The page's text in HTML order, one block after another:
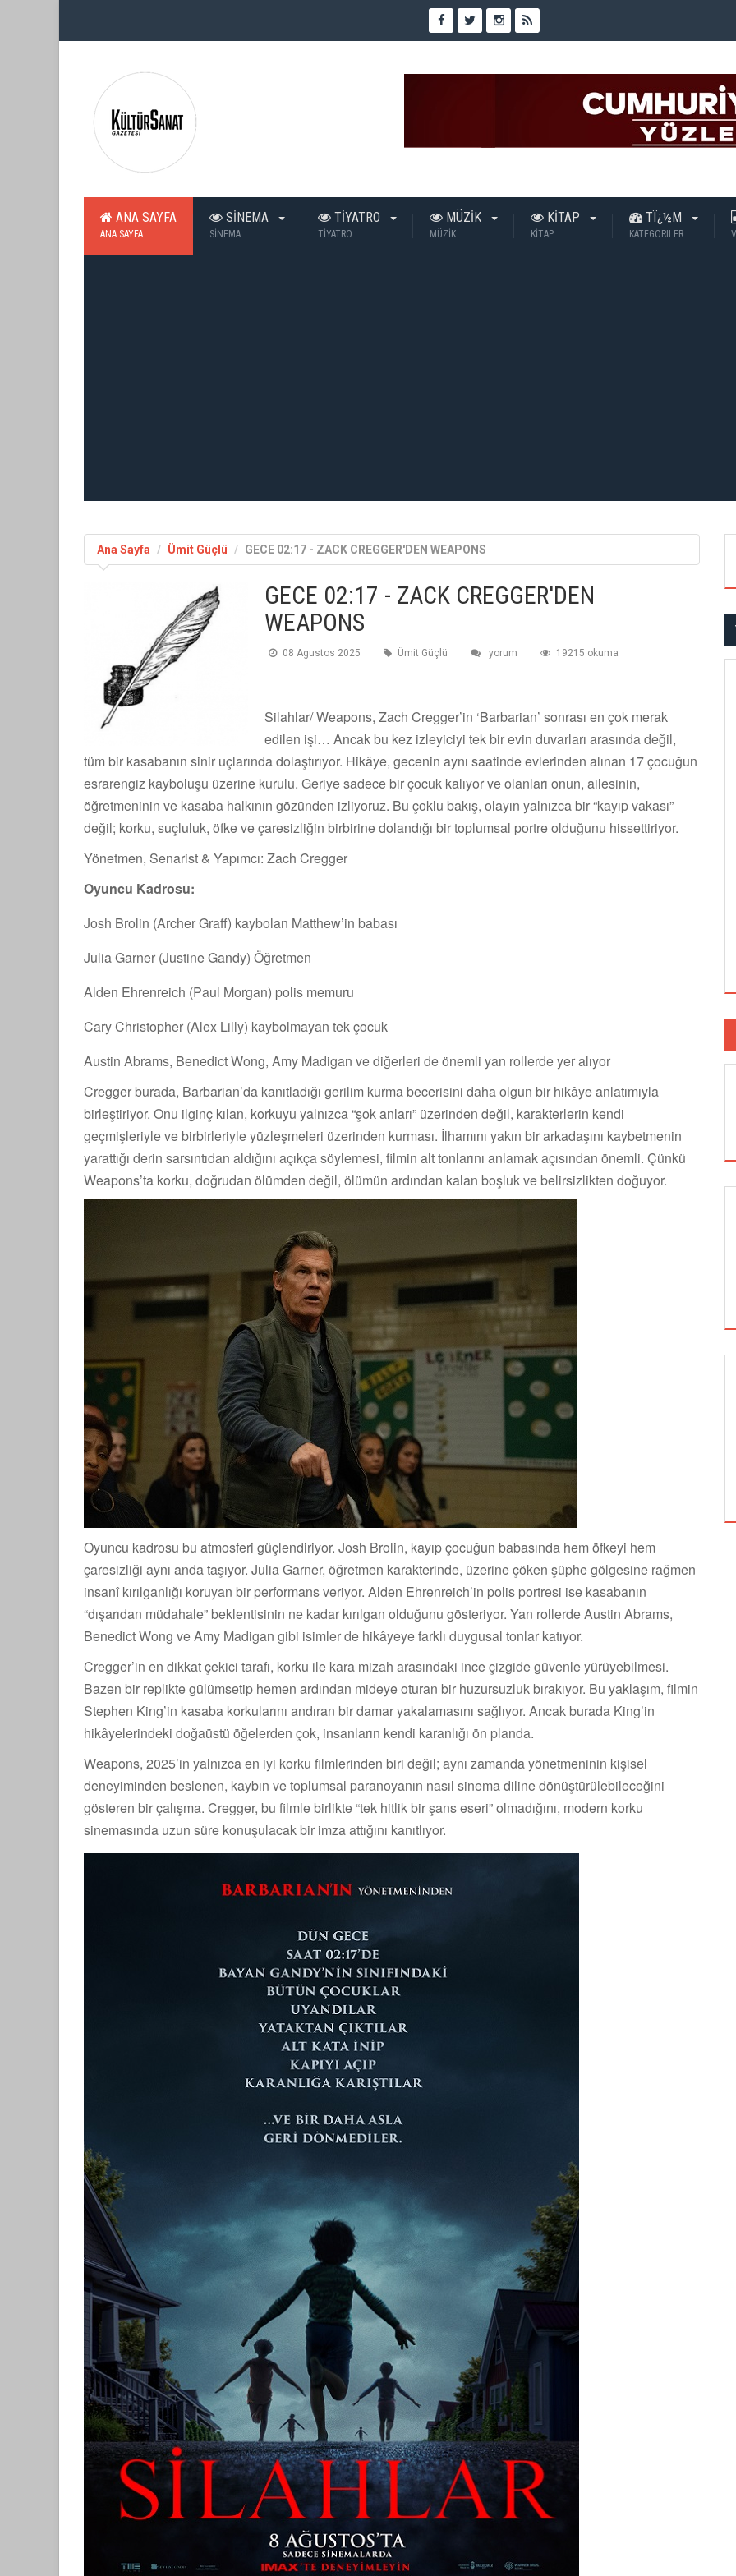
ANA SAYFA
ANA SAYFA
SİNEMA
SİNEMA
TİYATRO
TİYATRO
MÜZİK
MÜZİK
KİTAP
KİTAP
TÏ¿½M
KATEGORILER
Ana Sayfa Ümit Güçlü GECE 02:17 - ZACK CREGGER'DEN WEAPONS
GECE 02:17 - ZACK CREGGER'DEN
WEAPONS
08 Agustos 2025 Ümit Güçlü yorum 19215 okuma
Silahlar/ Weapons, Zach Cregger’in ‘Barbarian’ sonrası en çok merak
edilen işi… Ancak bu kez izleyiciyi tek bir evin duvarları arasında değil,
tüm bir kasabanın sinir uçlarında dolaştırıyor. Hikâye, gecenin aynı saatinde evlerinden alınan 17 çocuğun
esrarengiz kayboluşu üzerine kurulu. Geriye sadece bir çocuk kalıyor ve olanları onun, ailesinin,
öğretmeninin ve kasaba halkının gözünden izliyoruz. Bu çoklu bakış, olayın yalnızca bir “kayıp vakası”
değil; korku, suçluluk, öfke ve çaresizliğin birbirine dolandığı bir toplumsal portre olduğunu hissettiriyor.
Yönetmen, Senarist & Yapımcı: Zach Cregger
Oyuncu Kadrosu:
Josh Brolin (Archer Graff) kaybolan Matthew’in babası
Julia Garner (Justine Gandy) Öğretmen
Alden Ehrenreich (Paul Morgan) polis memuru
Cary Christopher (Alex Lilly) kaybolmayan tek çocuk
Austin Abrams, Benedict Wong, Amy Madigan ve diğerleri de önemli yan rollerde yer alıyor
Cregger burada, Barbarian’da kanıtladığı gerilim kurma becerisini daha olgun bir hikâye anlatımıyla
birleştiriyor. Onu ilginç kılan, korkuyu yalnızca “şok anları” üzerinden değil, karakterlerin kendi
geçmişleriyle ve birbirleriyle yüzleşmeleri üzerinden kurması. İlhamını yakın bir arkadaşını kaybetmenin
yarattığı derin sarsıntıdan aldığını açıkça söylemesi, filmin alt tonlarını anlamak açısından önemli. Çünkü
Weapons’ta korku, doğrudan ölümden değil, ölümün ardından kalan boşluk ve belirsizlikten doğuyor.
Oyuncu kadrosu bu atmosferi güçlendiriyor. Josh Brolin, kayıp çocuğun babasında hem öfkeyi hem
çaresizliği aynı anda taşıyor. Julia Garner, öğretmen karakterinde, üzerine çöken şüphe gölgesine rağmen
insanî kırılganlığı koruyan bir performans veriyor. Alden Ehrenreich’in polis portresi ise kasabanın
“dışarıdan müdahale” beklentisinin ne kadar kırılgan olduğunu gösteriyor. Yan rollerde Austin Abrams,
Benedict Wong ve Amy Madigan gibi isimler de hikâyeye farklı duygusal tonlar katıyor.
Cregger’in en dikkat çekici tarafı, korku ile kara mizah arasındaki ince çizgide güvenle yürüyebilmesi.
Bazen bir replikte gülümsetip hemen ardından mideye oturan bir huzursuzluk bırakıyor. Bu yaklaşım, filmin
Stephen King’in kasaba korkularını andıran bir damar yakalamasını sağlıyor. Ancak burada King’in
hikâyelerindeki doğaüstü öğelerden çok, insanların kendi karanlığı ön planda.
Weapons, 2025’in yalnızca en iyi korku filmlerinden biri değil; aynı zamanda yönetmeninin kişisel
deneyiminden beslenen, kaybın ve toplumsal paranoyanın nasıl sinema diline dönüştürülebileceğini
gösteren bir çalışma. Cregger, bu filmle birlikte “tek hitlik bir şans eseri” olmadığını, modern korku
sinemasında uzun süre konuşulacak bir imza attığını kanıtlıyor.
ALTIN KOZA'NIN ONUR ÖDÜLLERİ FERZAN
ÖZPETEK VE VAHİDE PERÇİN'İN